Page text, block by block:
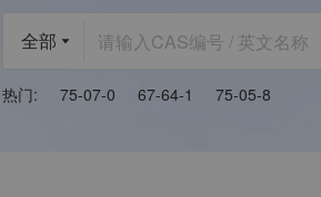
全部
热门: 75-07-0 67-64-1 75-05-8